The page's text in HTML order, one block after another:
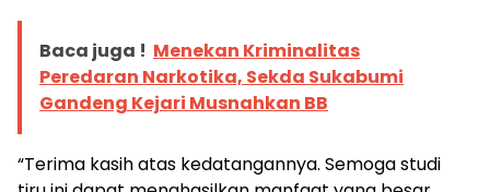
Baca juga ! Menekan Kriminalitas
Peredaran Narkotika, Sekda Sukabumi
Gandeng Kejari Musnahkan BB
“Terima kasih atas kedatangannya. Semoga studi